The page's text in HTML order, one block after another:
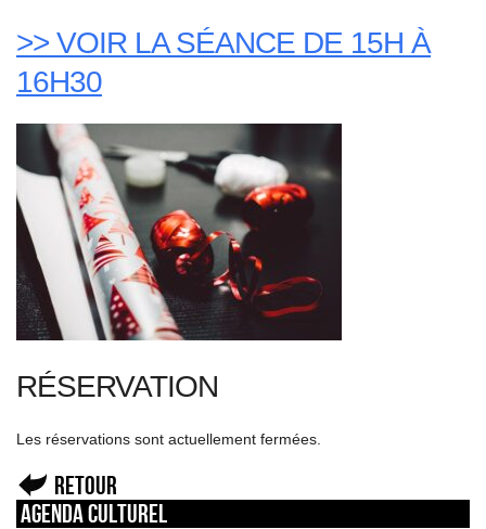
>> VOIR LA SÉANCE DE 15H À
16H30
RÉSERVATION
Les réservations sont actuellement fermées.
Retour
Agenda culturel